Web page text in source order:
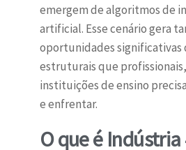
emergem de algoritmos de
artificial. Esse cenário gera
oportunidades significativas
estruturais que
instituições de ensino
e enfrentar.
O que é Indústria